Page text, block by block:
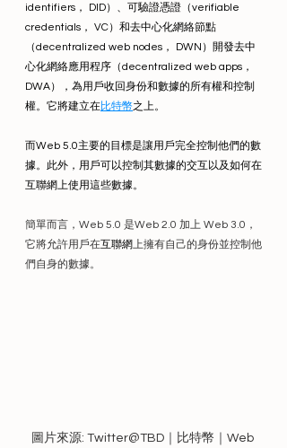
identifiers， DID）、可驗證憑證（verifiable
credentials， VC）和去中心化網絡節點
（decentralized web nodes， DWN）開發去中
心化網絡應用程序（decentralized web apps，
DWA），為用戶收回身份和數據的所有權和控制
權。它將建立在比特幣之上。
而Web 5.0主要的目標是讓用戶完全控制他們的數
據。此外，用戶可以控制其數據的交互以及如何在
互聯網上使用這些數據。
簡單而言，Web 5.0 是Web 2.0 加上 Web 3.0，
它將允許用戶在互聯網上擁有自己的身份並控制他
們自身的數據。
圖片來源: Twitter@TBD｜比特幣｜Web